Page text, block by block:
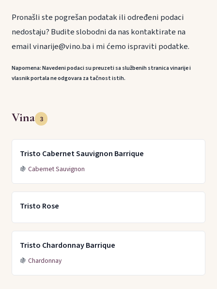
Pronašli ste pogrešan podatak ili određeni podaci
nedostaju? Budite slobodni da nas kontaktirate na
email vinarije@vino.ba i mi ćemo ispraviti podatke.
Napomena: Navedeni podaci su preuzeti sa službenih stranica vinarije i
vlasnik portala ne odgovara za tačnost istih.
Vina 3
Tristo Cabernet Sauvignon Barrique
🍇 Cabernet Sauvignon
Tristo Rose
Tristo Chardonnay Barrique
🍇 Chardonnay